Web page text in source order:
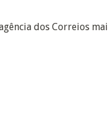
dos Correios